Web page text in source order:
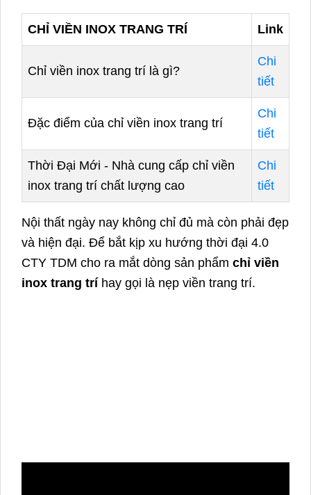
CHỈ VIỀN INOX TRANG TRÍ Link
Chỉ viền inox trang trí là gì?
Chi
tiết
Đặc điểm của chỉ viền inox trang trí
Chi
tiết
Thời Đại Mới - Nhà cung cấp chỉ viền
inox trang trí chất lượng cao
Chi
tiết
Nội thất ngày nay không chỉ đủ mà còn phải đẹp
và hiện đại. Để bắt kịp xu hướng thời đại 4.0
CTY TDM cho ra mắt dòng sản phẩm chỉ viền
inox trang trí hay gọi là nẹp viền trang trí.